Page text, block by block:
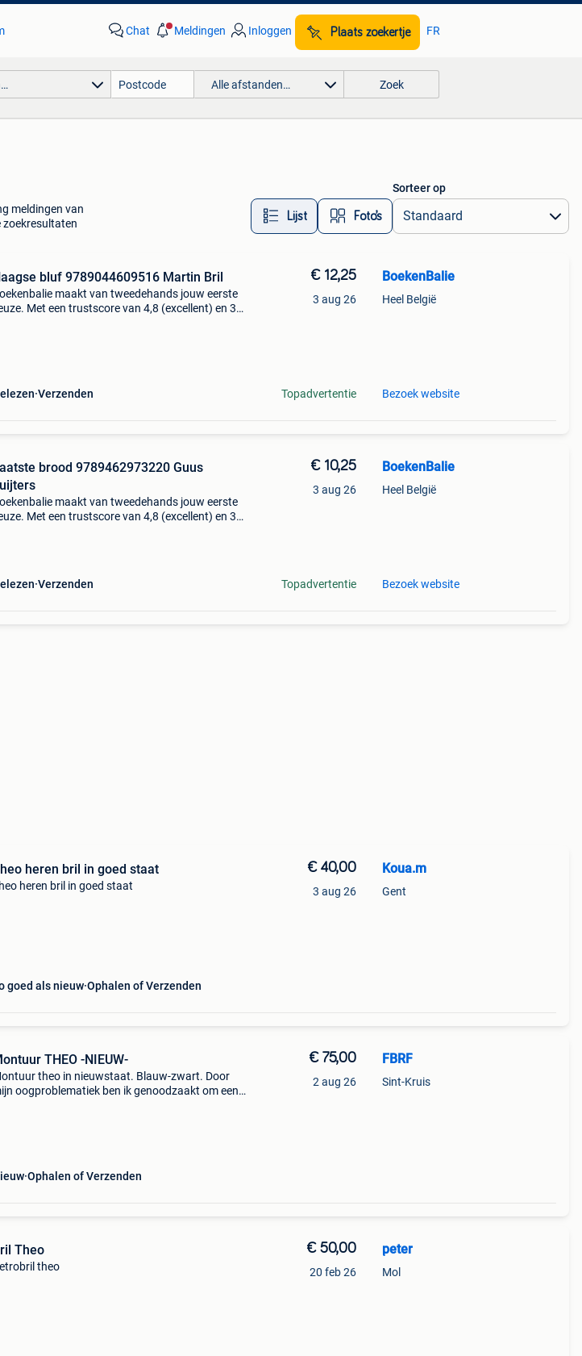
Chat Meldingen Inloggen Plaats zoekertje FR
Alle afstanden… Zoek
meldingen van
zoekresultaten
Lijst Foto’s
Sorteer op
bluf 9789044609516 Martin Bril
maakt van tweedehands jouw eerste
Met een trustscore van 4,8 (excellent) en 30
Verzenden
€ 12,25
3 aug 26
Topadvertentie
BoekenBalie
Heel België
Bezoek website
brood 9789462973220 Guus
maakt van tweedehands jouw eerste
Met een trustscore van 4,8 (excellent) en 30
Verzenden
€ 10,25
3 aug 26
Topadvertentie
BoekenBalie
Heel België
Bezoek website
heren bril in goed staat
heren bril in goed staat
goed als nieuw Ophalen of Verzenden
€ 40,00
3 aug 26
Koua.m
Gent
Montuur THEO -NIEUW-
theo in nieuwstaat. Blauw-zwart. Door
oogproblematiek ben ik genoodzaakt om een
Ophalen of Verzenden
€ 75,00
2 aug 26
FBRF
Sint-Kruis
Theo
theo
€ 50,00
20 feb 26
peter
Mol